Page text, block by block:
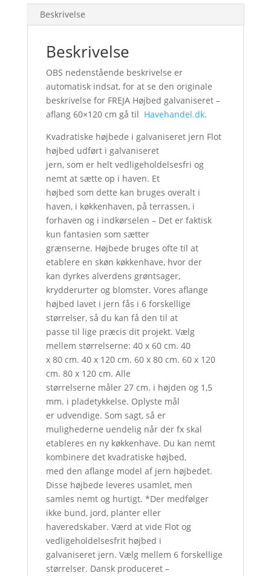
Beskrivelse
Beskrivelse
OBS nedenstående beskrivelse er
automatisk indsat, for at se den originale
beskrivelse for FREJA Højbed galvaniseret –
aflang 60×120 cm gå til Havehandel.dk.
Kvadratiske højbede i galvaniseret jern Flot
højbed udført i galvaniseret
jern, som er helt vedligeholdelsesfri og
nemt at sætte op i haven. Et
højbed som dette kan bruges overalt i
haven, i køkkenhaven, på terrassen, i
forhaven og i indkørselen – Det er faktisk
kun fantasien som sætter
grænserne. Højbede bruges ofte til at
etablere en skøn køkkenhave, hvor der
kan dyrkes alverdens grøntsager,
krydderurter og blomster. Vores aflange
højbed lavet i jern fås i 6 forskellige
størrelser, så du kan få den til at
passe til lige præcis dit projekt. Vælg
mellem størrelserne: 40 x 60 cm. 40
x 80 cm. 40 x 120 cm. 60 x 80 cm. 60 x 120
cm. 80 x 120 cm. Alle
størrelserne måler 27 cm. i højden og 1,5
mm. i pladetykkelse. Oplyste mål
er udvendige. Som sagt, så er
mulighederne uendelig når der fx skal
etableres en ny køkkenhave. Du kan nemt
kombinere det kvadratiske højbed,
med den aflange model af jern højbedet.
Disse højbede leveres usamlet, men
samles nemt og hurtigt. *Der medfølger
ikke bund, jord, planter eller
haveredskaber. Værd at vide Flot og
vedligeholdelsesfrit højbed i
galvaniseret jern. Vælg mellem 6 forskellige
størrelser. Dansk produceret –